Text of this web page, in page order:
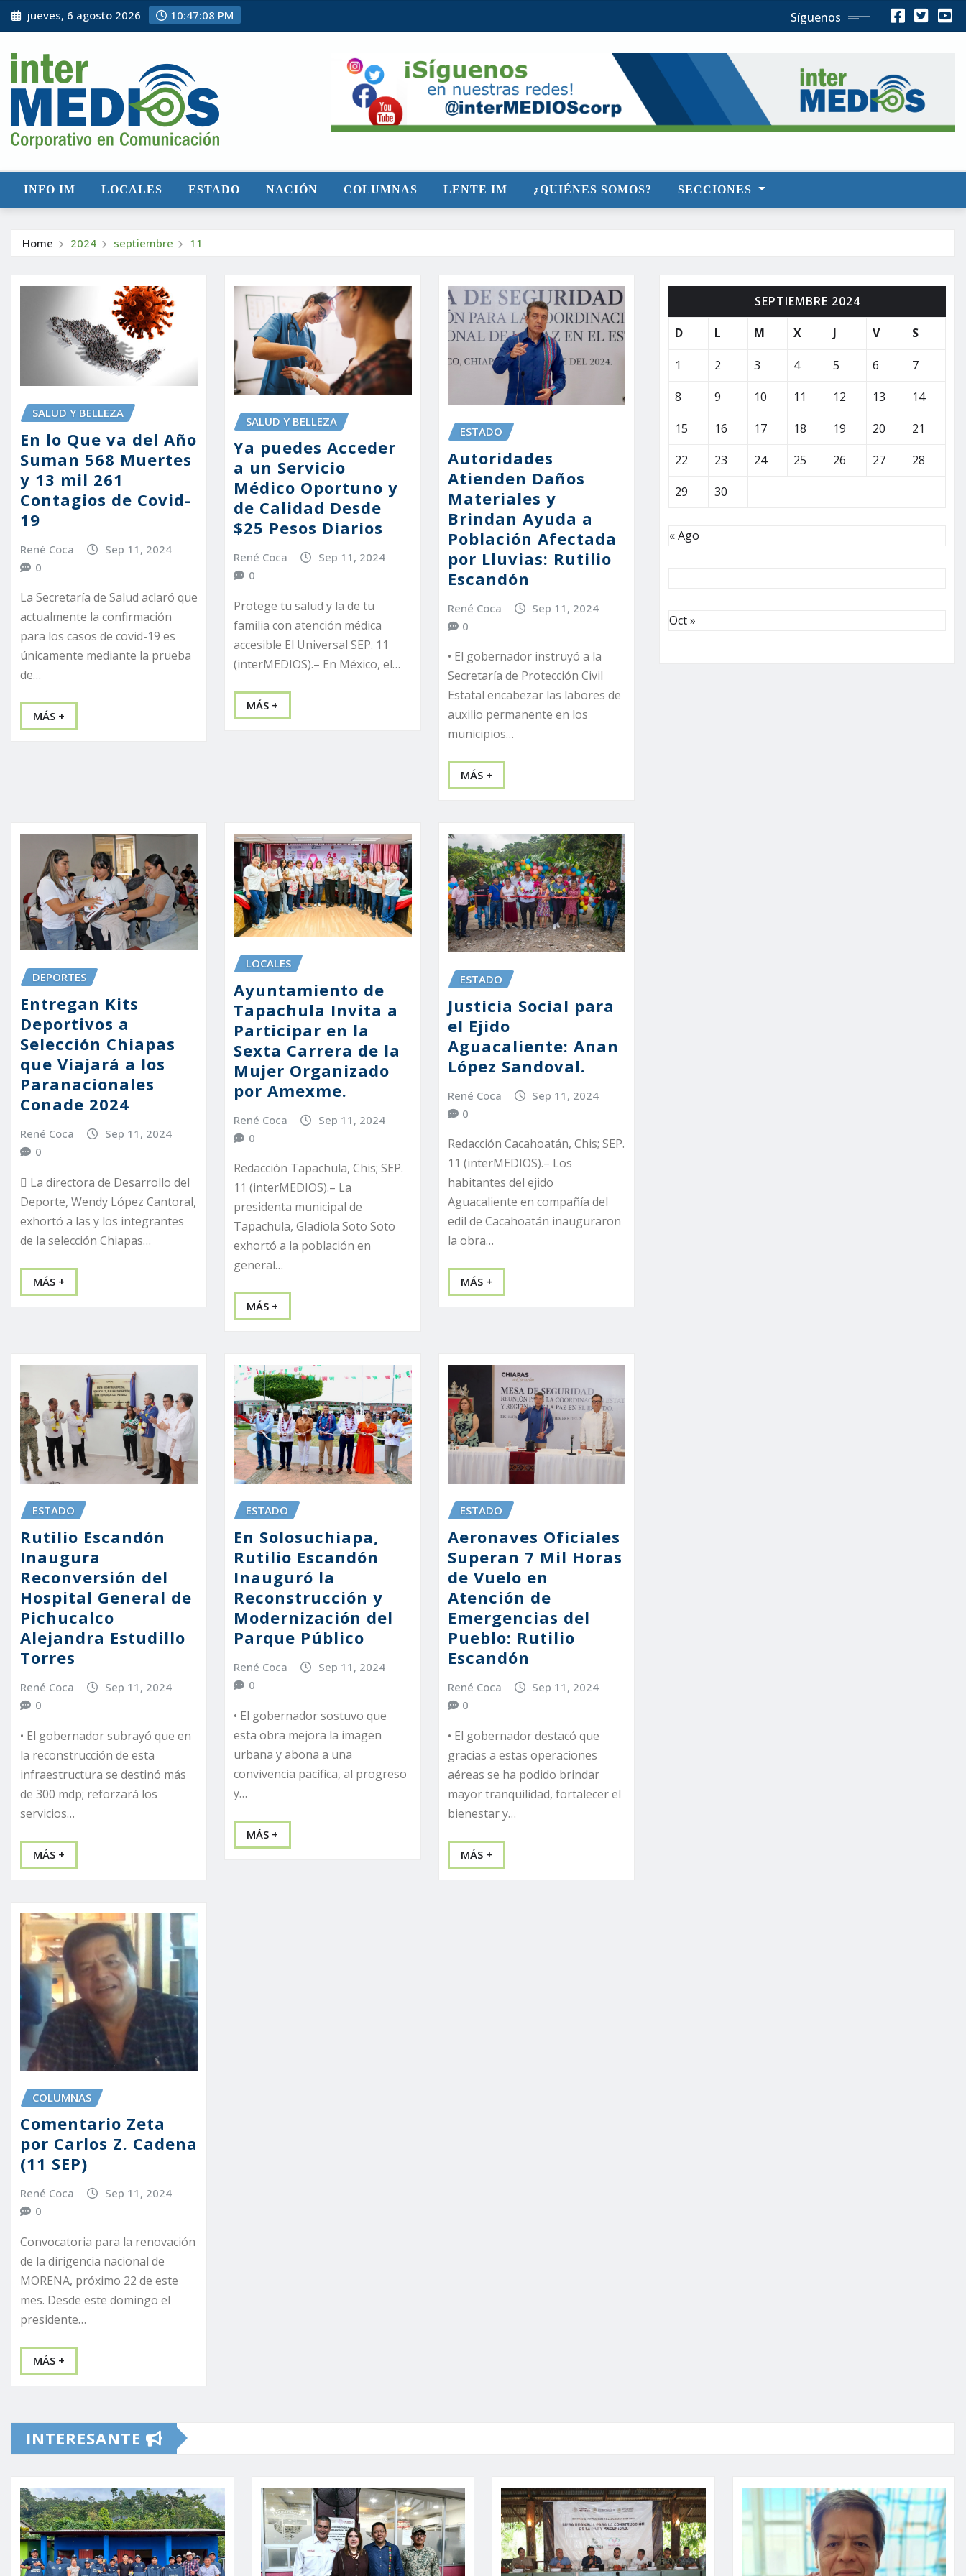
Skip
to
jueves, 6 agosto 2026 10:47:09 PM Síguenos
INFO IM LOCALES ESTADO NACIÓN COLUMNAS LENTE IM ¿QUIÉNES SOMOS? SECCIONES
Home 2024 septiembre 11
SALUD Y BELLEZA
En lo Que va del Año
Suman 568 Muertes
y 13 mil 261
Contagios de Covid-
19
René Coca
Sep 11, 2024
0
La Secretaría de Salud aclaró que
actualmente la confirmación
para los casos de covid-19 es
únicamente mediante la prueba
de…
MÁS +
SALUD Y BELLEZA
Ya puedes Acceder
a un Servicio
Médico Oportuno y
de Calidad Desde
$25 Pesos Diarios
René Coca
Sep 11, 2024
0
Protege tu salud y la de tu
familia con atención médica
accesible El Universal SEP. 11
(interMEDIOS).– En México, el…
MÁS +
ESTADO
Autoridades
Atienden Daños
Materiales y
Brindan Ayuda a
Población Afectada
por Lluvias: Rutilio
Escandón
René Coca
Sep 11, 2024
0
• El gobernador instruyó a la
Secretaría de Protección Civil
Estatal encabezar las labores de
auxilio permanente en los
municipios…
MÁS +
DEPORTES
Entregan Kits
Deportivos a
Selección Chiapas
que Viajará a los
Paranacionales
Conade 2024
René Coca
Sep 11, 2024
0
 La directora de Desarrollo del
Deporte, Wendy López Cantoral,
exhortó a las y los integrantes
de la selección Chiapas…
MÁS +
LOCALES
Ayuntamiento de
Tapachula Invita a
Participar en la
Sexta Carrera de la
Mujer Organizado
por Amexme.
René Coca
Sep 11, 2024
0
Redacción Tapachula, Chis; SEP.
11 (interMEDIOS).– La
presidenta municipal de
Tapachula, Gladiola Soto Soto
exhortó a la población en
general…
MÁS +
ESTADO
Justicia Social para
el Ejido
Aguacaliente: Anan
López Sandoval.
René Coca
Sep 11, 2024
0
Redacción Cacahoatán, Chis; SEP.
11 (interMEDIOS).– Los
habitantes del ejido
Aguacaliente en compañía del
edil de Cacahoatán inauguraron
la obra…
MÁS +
ESTADO
Rutilio Escandón
Inaugura
Reconversión del
Hospital General de
Pichucalco
Alejandra Estudillo
Torres
René Coca
Sep 11, 2024
0
• El gobernador subrayó que en
la reconstrucción de esta
infraestructura se destinó más
de 300 mdp; reforzará los
servicios…
MÁS +
ESTADO
En Solosuchiapa,
Rutilio Escandón
Inauguró la
Reconstrucción y
Modernización del
Parque Público
René Coca
Sep 11, 2024
0
• El gobernador sostuvo que
esta obra mejora la imagen
urbana y abona a una
convivencia pacífica, al progreso
y…
MÁS +
ESTADO
Aeronaves Oficiales
Superan 7 Mil Horas
de Vuelo en
Atención de
Emergencias del
Pueblo: Rutilio
Escandón
René Coca
Sep 11, 2024
0
• El gobernador destacó que
gracias a estas operaciones
aéreas se ha podido brindar
mayor tranquilidad, fortalecer el
bienestar y…
MÁS +
COLUMNAS
Comentario Zeta
por Carlos Z. Cadena
(11 SEP)
René Coca
Sep 11, 2024
0
Convocatoria para la renovación
de la dirigencia nacional de
MORENA, próximo 22 de este
mes. Desde este domingo el
presidente…
MÁS +
SEPTIEMBRE 2024
D
L M X J V S
1 2 3 4 5 6
7
8
9 10 11 12 13
14
15
16 17 18 19 20
21
22
23 24 25 26 27
28
29
30
« Ago
Oct »
INTERESANTE